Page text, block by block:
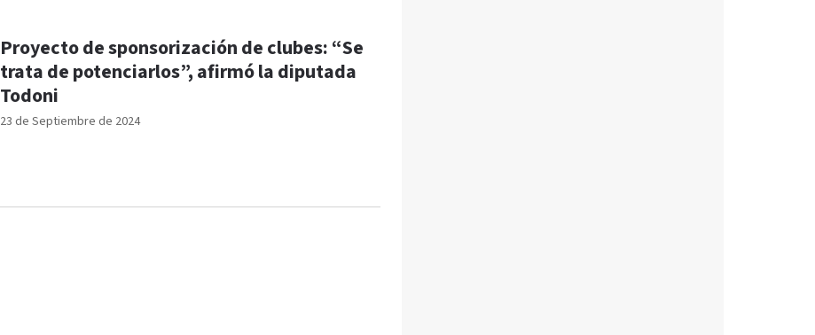
23 de Septiembre de 2024
Proyecto de sponsorización de clubes: “Se
trata de potenciarlos”, afirmó la diputada
Todoni